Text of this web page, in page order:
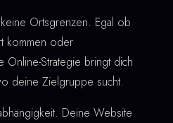
Ortsgrenzen. Egal ob
kommen oder
Online-Strategie bringt dich
deine Zielgruppe sucht.
Deine Website